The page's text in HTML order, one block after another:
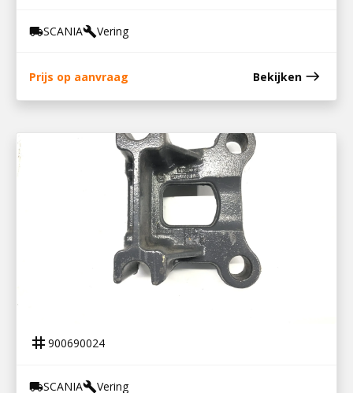
local_shippingSCANIAbuildVering
Prijs op aanvraag Bekijken east
tag 900690024
local_shippingSCANIAbuildVering